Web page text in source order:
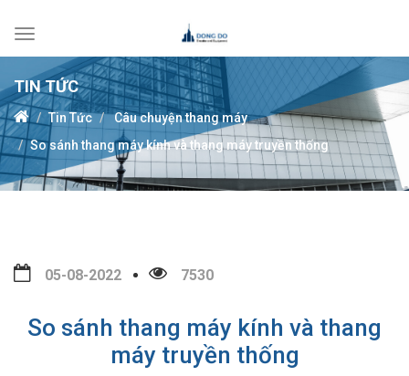
Toggle
navigation
TIN TỨC
Tin Tức
Câu chuyện thang máy
So sánh thang máy kính và thang máy truyền thống
05-08-2022 7530
So sánh thang máy kính và thang
máy truyền thống